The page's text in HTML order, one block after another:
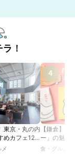
！
東京・丸の内
めカフェ12
りでゆったり
【鎌倉】「
ー」の魅力
説！ 定番商
食・グルメ